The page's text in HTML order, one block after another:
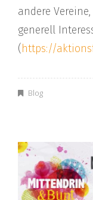
andere
generell
(https://
Blog